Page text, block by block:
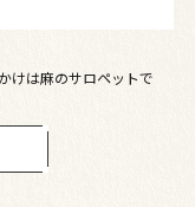
けは麻のサロペットで